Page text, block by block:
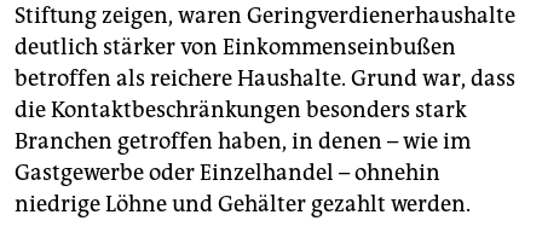
Stiftung zeigen, waren Geringverdienerhaushalte
deutlich stärker von Einkommenseinbußen
betroffen als reichere Haushalte. Grund war, dass
die Kontaktbeschränkungen besonders stark
Branchen getroffen haben, in denen – wie im
Gastgewerbe oder Einzelhandel – ohnehin
niedrige Löhne und Gehälter gezahlt werden.